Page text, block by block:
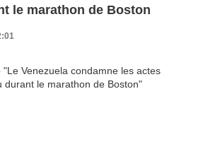
le marathon de Boston